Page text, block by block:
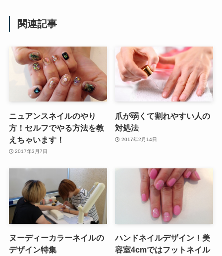
関連記事
ニュアンスネイルのやり
方！セルフでやる方法を教
えちゃいます！
2017年3月7日
爪が弱くて割れやすい人の
対処法
2017年2月14日
ヌーディーカラーネイルの
デザイン特集
ハンドネイルデザイン！美
容室4cmではフットネイル